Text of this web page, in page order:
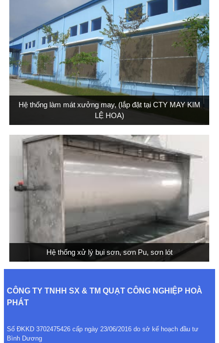
Hệ thống làm mát xưởng may, (lắp đặt tại CTY MAY KIM
LỆ HOA)
Hệ thống xử lý bụi sơn, sơn Pu, sơn lót
CÔNG TY TNHH SX & TM QUẠT CÔNG NGHIỆP HOÀ
PHÁT
Số ĐKKD 3702475426 cấp ngày 23/06/2016 do sở kế hoạch đầu tư
Bình Dương